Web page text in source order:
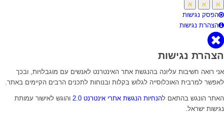
א
א
א
הפסק נגישות
הצהרת נגישות
הצהרת נגישות
אני רואה חשיבות עליונה בהנגשת אתר האינטרנט לאנשים עם מוגבלויות, ובכך
לאפשר למרבית האוכלוסייה לגלוש בקלות ובנוחות לתכנים הרבים הקיימים באתר.
האתר הונגש בהתאם להנחיות הנגשת אתרי אינטרנט 2.0
והוגש לאישור עמותת
נגישות ישראל.